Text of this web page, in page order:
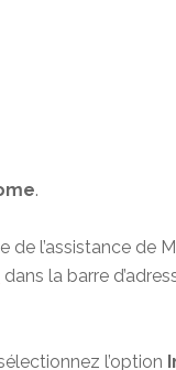
.
de l’assistance de
dans la barre
l’option